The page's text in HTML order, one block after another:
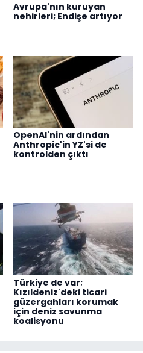
Avrupa'nın kuruyan
nehirleri; Endişe artıyor
OpenAI'nin ardından
Anthropic'in YZ'si de
kontrolden çıktı
Türkiye de var;
Kızıldeniz'deki ticari
güzergahları korumak
için deniz savunma
koalisyonu